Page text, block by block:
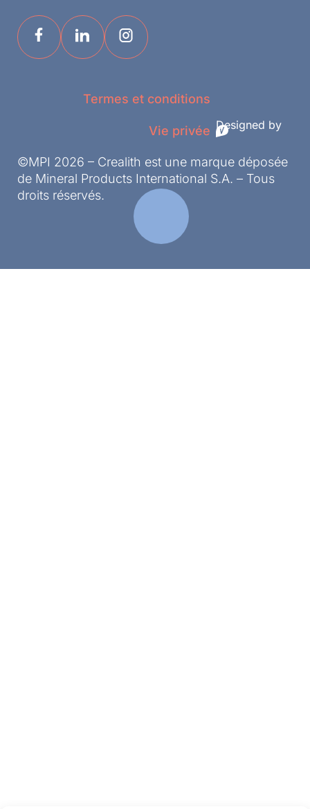
©MPI 2026 – Crealith est une marque déposée
de Mineral Products International S.A. – Tous
droits réservés.
Termes et conditions
Vie privée Designed by